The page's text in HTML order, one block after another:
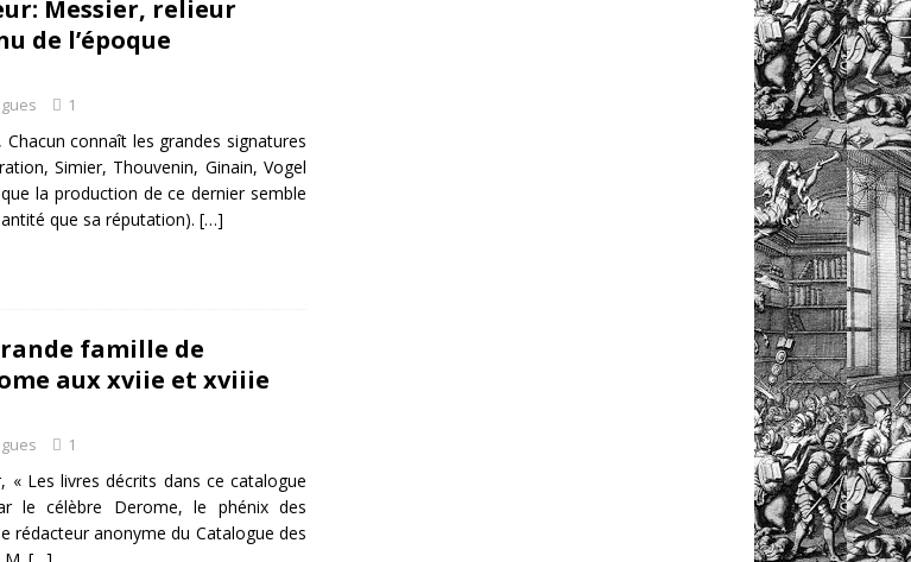
Messier, relieur
de l’époque
1
connaît les grandes signatures
Simier, Thouvenin, Ginain, Vogel
la production de ce dernier semble
que sa réputation). […]
famille de
aux xviie et xviiie
1
« Les livres décrits dans ce catalogue
le célèbre Derome, le phénix des
rédacteur anonyme du Catalogue des